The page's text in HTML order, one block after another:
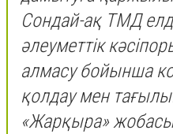
Сондай-ақ ТМД
әлеуметтік
алмасу бойынша
қолдау мен
«Жарқыра»